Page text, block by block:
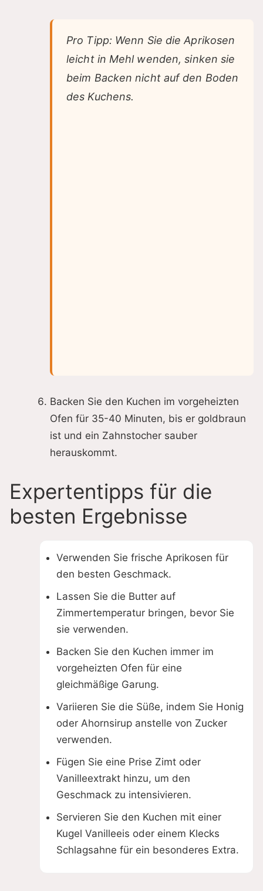
Pro Tipp: Wenn Sie die Aprikosen
leicht in Mehl wenden, sinken sie
beim Backen nicht auf den Boden
des Kuchens.
Backen Sie den Kuchen im vorgeheizten
Ofen für 35-40 Minuten, bis er goldbraun
ist und ein Zahnstocher sauber
herauskommt.
Expertentipps für die
besten Ergebnisse
Verwenden Sie frische Aprikosen für
den besten Geschmack.
Lassen Sie die Butter auf
Zimmertemperatur bringen, bevor Sie
sie verwenden.
Backen Sie den Kuchen immer im
vorgeheizten Ofen für eine
gleichmäßige Garung.
Variieren Sie die Süße, indem Sie Honig
oder Ahornsirup anstelle von Zucker
verwenden.
Fügen Sie eine Prise Zimt oder
Vanilleextrakt hinzu, um den
Geschmack zu intensivieren.
Servieren Sie den Kuchen mit einer
Kugel Vanilleeis oder einem Klecks
Schlagsahne für ein besonderes Extra.